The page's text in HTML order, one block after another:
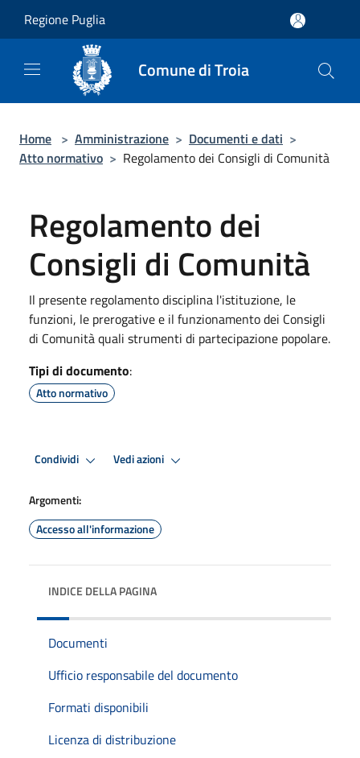
Regione Puglia
Comune di Troia
Home > Amministrazione > Documenti e dati >
Atto normativo > Regolamento dei Consigli di Comunità
Regolamento dei
Consigli di Comunità
Il presente regolamento disciplina l'istituzione, le
funzioni, le prerogative e il funzionamento dei Consigli
di Comunità quali strumenti di partecipazione popolare.
Tipi di documento:
Atto normativo
Condividi Vedi azioni
Argomenti:
Accesso all'informazione
INDICE DELLA PAGINA
Documenti
Ufficio responsabile del documento
Formati disponibili
Licenza di distribuzione